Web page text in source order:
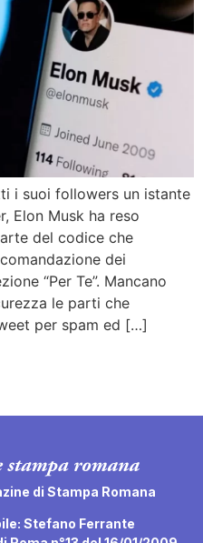
i suoi followers un istante
Elon Musk ha reso
del codice che
dei
“Per Te”. Mancano
le parti che
per spam ed […]
di Stampa Romana
Stefano Ferrante